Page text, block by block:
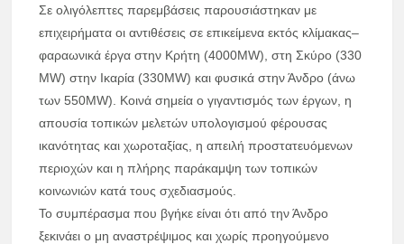
Σε ολιγόλεπτες παρεμβάσεις παρουσιάστηκαν με
επιχειρήματα οι αντιθέσεις σε επικείμενα εκτός κλίμακας–
φαραωνικά έργα στην Κρήτη (4000MW), στη Σκύρο (330
MW) στην Ικαρία (330MW) και φυσικά στην Άνδρο (άνω
των 550MW). Κοινά σημεία ο γιγαντισμός των έργων, η
απουσία τοπικών μελετών υπολογισμού φέρουσας
ικανότητας και χωροταξίας, η απειλή προστατευόμενων
περιοχών και η πλήρης παράκαμψη των τοπικών
κοινωνιών κατά τους σχεδιασμούς.
Το συμπέρασμα που βγήκε είναι ότι από την Άνδρο
ξεκινάει ο μη αναστρέψιμος και χωρίς προηγούμενο